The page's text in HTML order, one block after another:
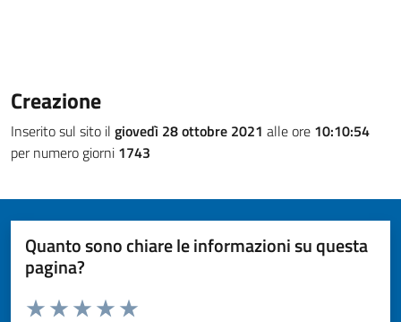
Creazione
Inserito sul sito il giovedì 28 ottobre 2021 alle ore 10:10:54
per numero giorni 1743
Quanto sono chiare le informazioni su questa
pagina?
Valuta da 1 a 5 stelle la pagina